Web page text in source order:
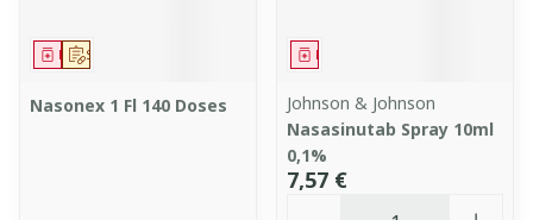
Sur prescription
Médicament
Nasonex 1 Fl 140 Doses
Médicament
Johnson & Johnson
Nasasinutab Spray 10ml
0,1%
7,57 €